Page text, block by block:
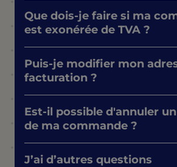
Que dois-je faire si ma
est exonérée de TVA ?
Puis-je modifier mon
facturation ?
Est-il possible d'annuler
de ma commande ?
J’ai d’autres questions